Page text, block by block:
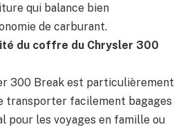
qui balance bien
de carburant.
du coffre du Chrysler 300
300 Break est particulièrement
transporter facilement bagages
pour les voyages en famille ou